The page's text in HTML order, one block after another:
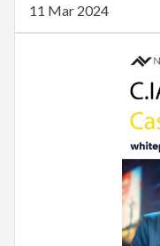
11 Mar 2024